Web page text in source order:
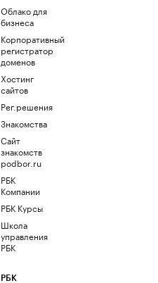
Облако для
бизнеса
Корпоративный
регистратор
доменов
Хостинг
сайтов
Рег.решения
Знакомства
Сайт
знакомств
podbor.ru
РБК
Компании
РБК Курсы
Школа
управления
РБК
РБК